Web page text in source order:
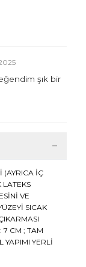
şık bir
(AYRICA İÇ
VE
SICAK
7 CM ; TAM
YAPIMI YERLİ